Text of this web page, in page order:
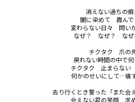
消えない過ちの
闇に染めて　霞ん
変わらない日々　問い
なぜ？　なぜ？　なぜ
チクタク　爪の
戻れない時間の中で何
チクタク　止まらない
何かのせいにして…壊
去り行くとき誓った「また会
会えない君の笑顔　求